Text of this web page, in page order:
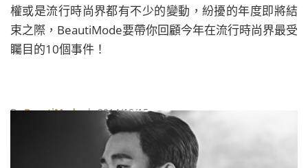
權或是流行時尚界都有不少的變動，紛擾的年度即將結
束之際，BeautiMode要帶你回顧今年在流行時尚界最受
矚目的10個事件！
ByBeautiMode| 2014/12/15